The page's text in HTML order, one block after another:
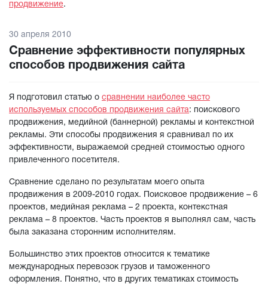
продвижение.
30 апреля 2010
Сравнение эффективности популярных
способов продвижения сайта
Я подготовил статью о сравнении наиболее часто
используемых способов продвижения сайта: поискового
продвижения, медийной (баннерной) рекламы и контекстной
рекламы. Эти способы продвижения я сравнивал по их
эффективности, выражаемой средней стоимостью одного
привлеченного посетителя.
Сравнение сделано по результатам моего опыта
продвижения в 2009-2010 годах. Поисковое продвижение – 6
проектов, медийная реклама – 2 проекта, контекстная
реклама – 8 проектов. Часть проектов я выполнял сам, часть
была заказана сторонним исполнителям.
Большинство этих проектов относится к тематике
международных перевозок грузов и таможенного
оформления. Понятно, что в других тематиках стоимость